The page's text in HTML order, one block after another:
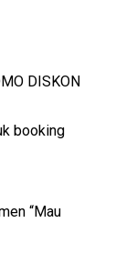
DISKON
booking
“Mau